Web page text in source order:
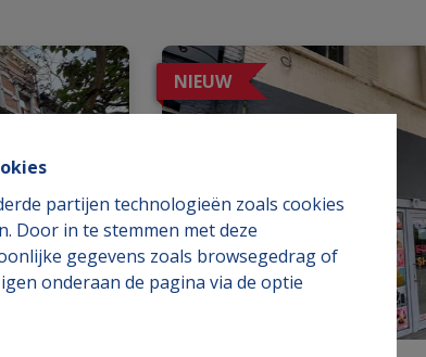
partijen technologieën zoals cookies
Door in te stemmen met deze
gegevens zoals browsegedrag of
onderaan de pagina via de optie
NIEUW